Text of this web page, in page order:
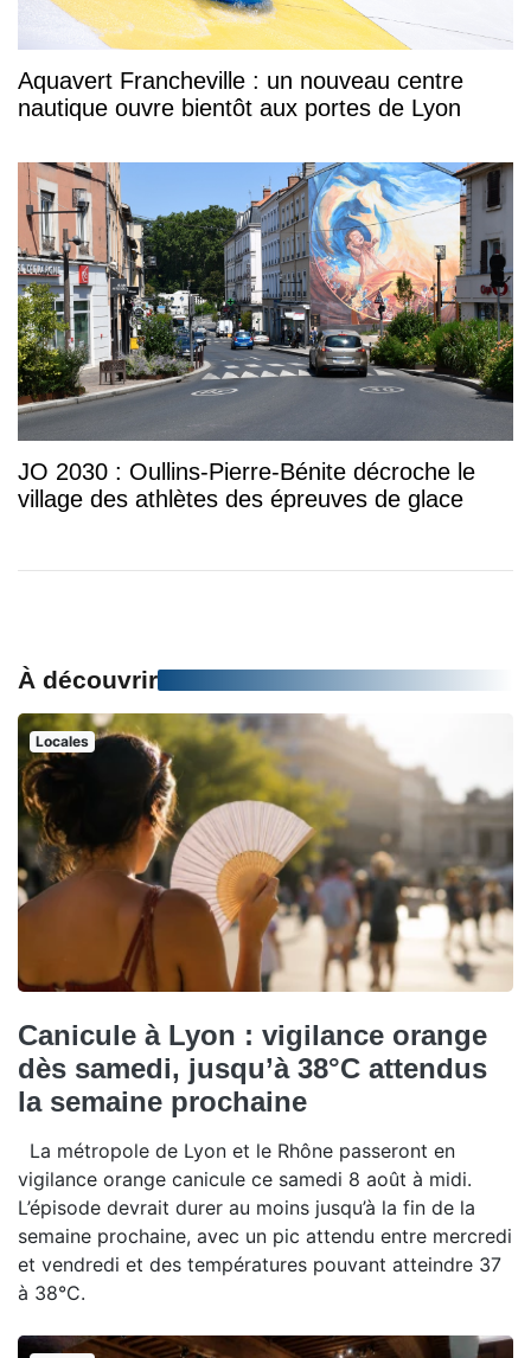
Aquavert Francheville : un nouveau centre
nautique ouvre bientôt aux portes de Lyon
JO 2030 : Oullins-Pierre-Bénite décroche le
village des athlètes des épreuves de glace
À découvrir
Locales
Canicule à Lyon : vigilance orange
dès samedi, jusqu’à 38°C attendus
la semaine prochaine
La métropole de Lyon et le Rhône passeront en
vigilance orange canicule ce samedi 8 août à midi.
L’épisode devrait durer au moins jusqu’à la fin de la
semaine prochaine, avec un pic attendu entre mercredi
et vendredi et des températures pouvant atteindre 37
à 38°C.